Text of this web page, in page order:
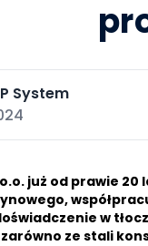
System
o.o. już od prawie
w
ze stali